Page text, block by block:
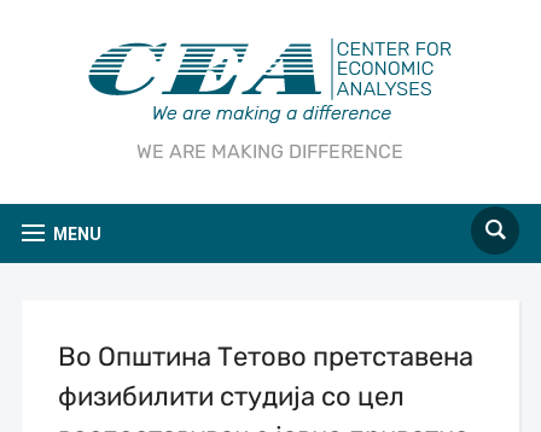
WE ARE MAKING DIFFERENCE
MENU
Во Општина Тетово претставена
физибилити студија со цел